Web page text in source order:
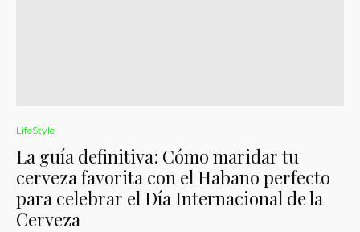
LifeStyle
La guía definitiva: Cómo maridar tu
cerveza favorita con el Habano perfecto
para celebrar el Día Internacional de la
Cerveza